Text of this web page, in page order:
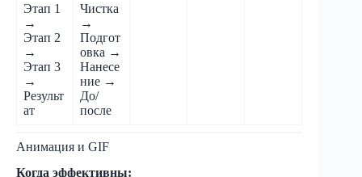
Этап 1
→
Этап 2
→
Этап 3
→
Результ
ат
Чистка
→
Подгот
овка →
Нанесе
ние →
До/
после
Анимация и GIF
Когда эффективны: